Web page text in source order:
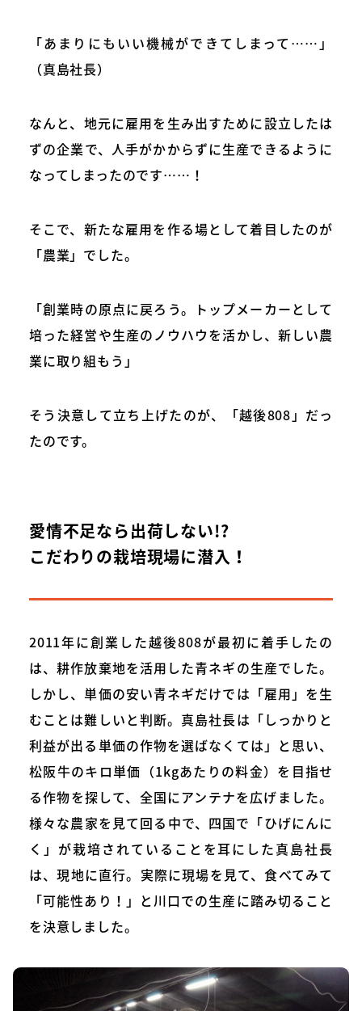
「あまりにもいい機械ができてしまって……」
（真島社長）
なんと、地元に雇用を生み出すために設立したは
ずの企業で、人手がかからずに生産できるように
なってしまったのです……！
そこで、新たな雇用を作る場として着目したのが
「農業」でした。
「創業時の原点に戻ろう。トップメーカーとして
培った経営や生産のノウハウを活かし、新しい農
業に取り組もう」
そう決意して立ち上げたのが、「越後808」だっ
たのです。
愛情不足なら出荷しない!?
こだわりの栽培現場に潜入！
2011年に創業した越後808が最初に着手したの
は、耕作放棄地を活用した青ネギの生産でした。
しかし、単価の安い青ネギだけでは「雇用」を生
むことは難しいと判断。真島社長は「しっかりと
利益が出る単価の作物を選ばなくては」と思い、
松阪牛のキロ単価（1kgあたりの料金）を目指せ
る作物を探して、全国にアンテナを広げました。
様々な農家を見て回る中で、四国で「ひげにんに
く」が栽培されていることを耳にした真島社長
は、現地に直行。実際に現場を見て、食べてみて
「可能性あり！」と川口での生産に踏み切ること
を決意しました。